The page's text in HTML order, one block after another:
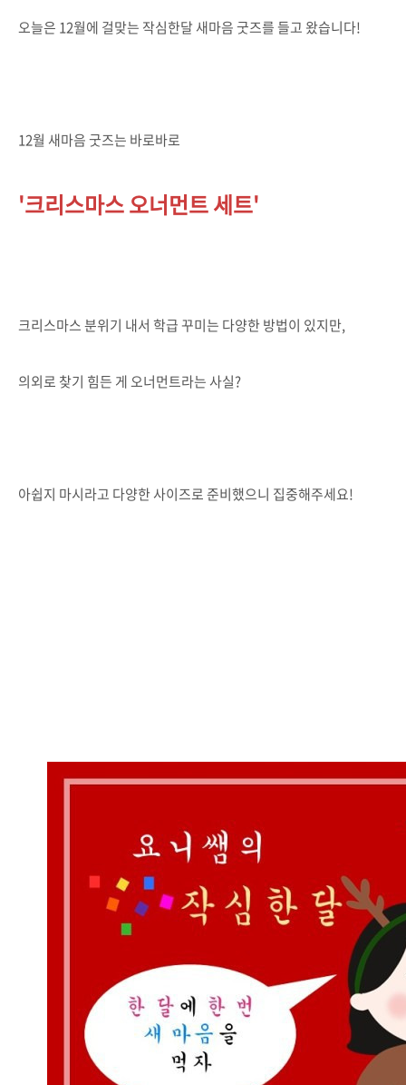
오늘은 12월에 걸맞는 작심한달 새마음 굿즈를 들고 왔습니다!
12월 새마음 굿즈는 바로바로
'크리스마스 오너먼트 세트'
크리스마스 분위기 내서 학급 꾸미는 다양한 방법이 있지만,
의외로 찾기 힘든 게 오너먼트라는 사실?
아쉽지 마시라고 다양한 사이즈로 준비했으니 집중해주세요!